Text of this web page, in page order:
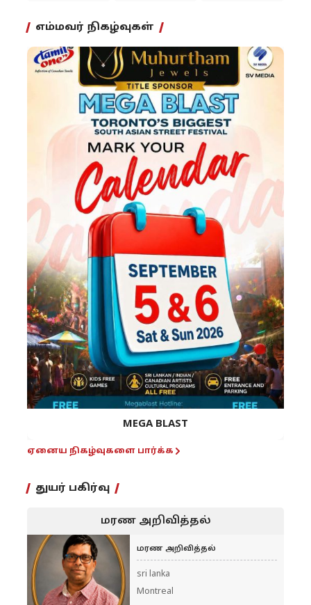
எம்மவர் நிகழ்வுகள்
MEGA BLAST
ஏனைய நிகழ்வுகளை பார்க்க
துயர் பகிர்வு
மரண அறிவித்தல்
மரண அறிவித்தல்
sri lanka
Montreal